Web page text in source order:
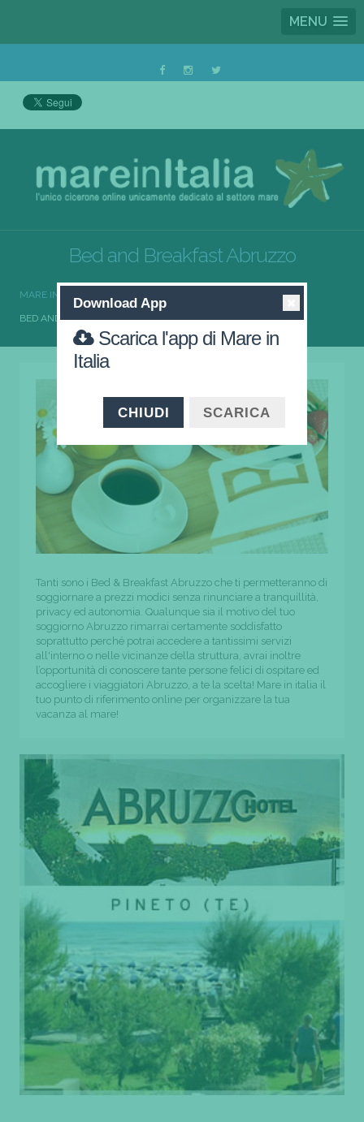
MENU
Bed and Breakfast Abruzzo
MARE IN ITALIA
BED AND BREAKFAST ABRUZZO
Tanti sono i Bed & Breakfast Abruzzo che ti permetteranno di
soggiornare a prezzi modici senza rinunciare a tranquillità,
privacy ed autonomia. Qualunque sia il motivo del tuo
soggiorno Abruzzo rimarrai certamente soddisfatto
soprattutto perché potrai accedere a tantissimi servizi
all'interno o nelle vicinanze della struttura, avrai inoltre
l’opportunità di conoscere tante persone felici di ospitare ed
accogliere i viaggiatori Abruzzo, a te la scelta! Mare in italia il
tuo punto di riferimento online per organizzare la tua
vacanza al mare!
Download App
Scarica l'app di Mare in
Italia
CHIUDI SCARICA